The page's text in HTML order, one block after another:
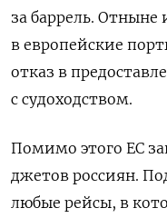
за баррель.
в европейские
отказ в
с судоходством.
Помимо этого ЕС
джетов россиян.
любые рейсы, в